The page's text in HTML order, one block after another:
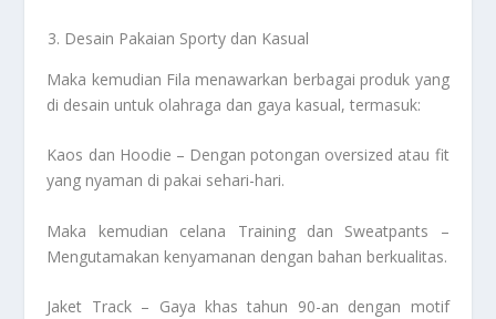
Desain Pakaian Sporty dan Kasual
Maka kemudian Fila menawarkan berbagai produk yang
di desain untuk olahraga dan gaya kasual, termasuk:
Kaos dan Hoodie – Dengan potongan oversized atau fit
yang nyaman di pakai sehari-hari.
Maka kemudian celana Training dan Sweatpants –
Mengutamakan kenyamanan dengan bahan berkualitas.
Jaket Track – Gaya khas tahun 90-an dengan motif